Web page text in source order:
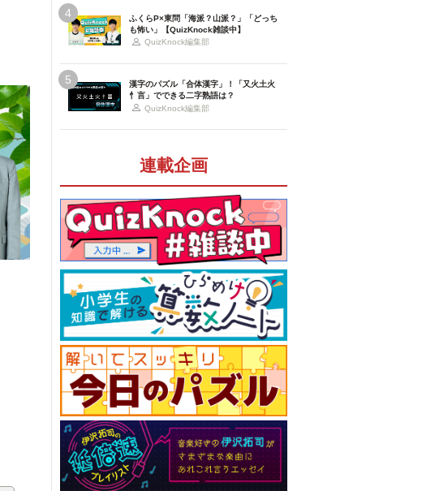
4
ふくらP×東問「海派？山派？」「どっち
も怖い」【QuizKnock雑談中】
QuizKnock編集部
5
漢字のパズル「合体漢字」！「又火土火
忄言」でできる二字熟語は？
QuizKnock編集部
連載企画